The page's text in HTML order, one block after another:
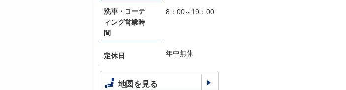
洗車・コーテ
ィング営業時
間
8：00～19：00
定休日 年中無休
地図を見る